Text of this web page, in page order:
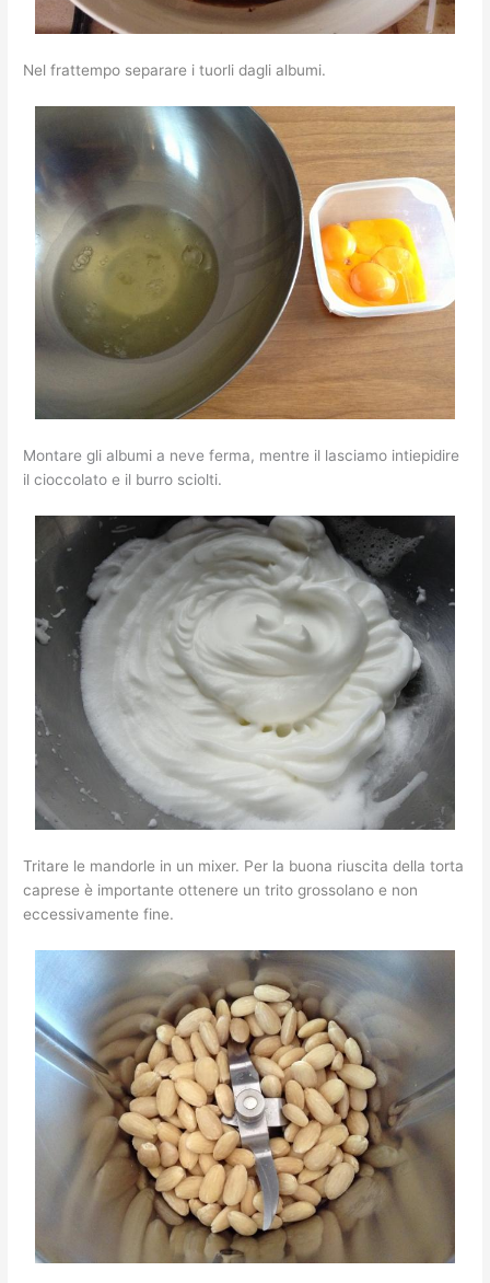
Nel frattempo separare i tuorli dagli albumi.
Montare gli albumi a neve ferma, mentre il lasciamo intiepidire
il cioccolato e il burro sciolti.
Tritare le mandorle in un mixer. Per la buona riuscita della torta
caprese è importante ottenere un trito grossolano e non
eccessivamente fine.